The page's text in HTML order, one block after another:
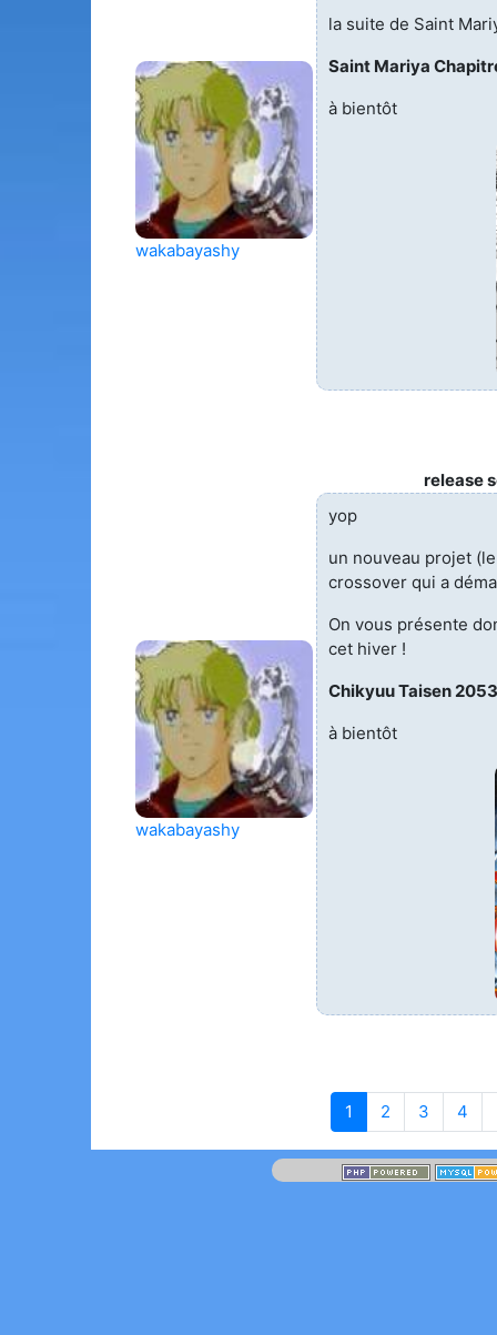
wakabayashy
la suite de Saint
Saint Mariya
à bientôt
wakabayashy
release
yop
un nouveau projet
crossover qui a
On vous présente
cet hiver !
Chikyuu Taisen
à bientôt
1 (actuelle)
2 3 4